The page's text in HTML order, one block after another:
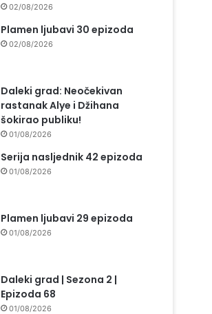
02/08/2026
Plamen ljubavi 30 epizoda
02/08/2026
Daleki grad: Neočekivan
rastanak Alye i Džihana
šokirao publiku!
01/08/2026
Serija nasljednik 42 epizoda
01/08/2026
Plamen ljubavi 29 epizoda
01/08/2026
Daleki grad | Sezona 2 |
Epizoda 68
01/08/2026